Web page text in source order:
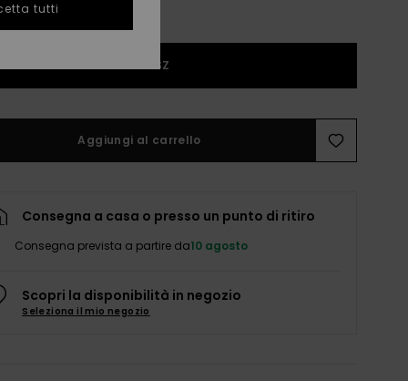
1SZ
Aggiungi al carrello
Consegna a casa o presso un punto di ritiro
Consegna prevista a partire da10 agosto
Scopri la disponibilità in negozio
Seleziona il mio negozio
tutti